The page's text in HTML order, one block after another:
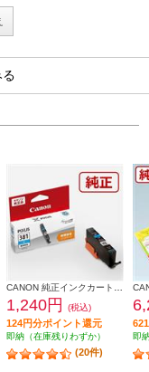
1,240円 (税込)
124円分ポイント還元
即納（在庫残りわずか）
(20件)
即